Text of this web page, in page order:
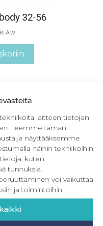
laitteen tietojen
Teemme tämän
ja näyttääksemme
näihin tekniikoihin
kuten
tunnuksia.
voi vaikuttaa
ja toimintoihin.
32-56
ALV
body 32-56